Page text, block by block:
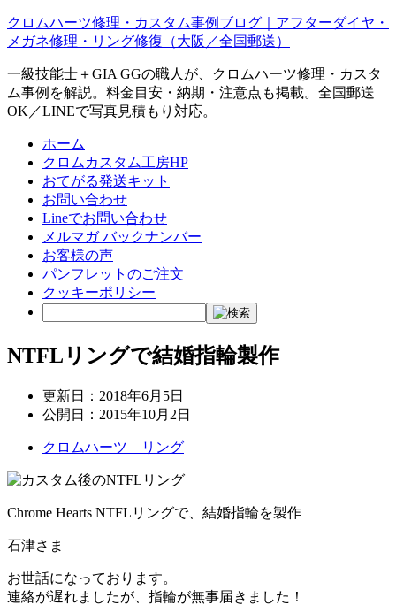
クロムハーツ修理・カスタム事例ブログ｜アフターダイヤ・
メガネ修理・リング修復（大阪／全国郵送）
一級技能士＋GIA GGの職人が、クロムハーツ修理・カスタ
ム事例を解説。料金目安・納期・注意点も掲載。全国郵送
OK／LINEで写真見積もり対応。
ホーム
クロムカスタム工房HP
おてがる発送キット
お問い合わせ
Lineでお問い合わせ
メルマガ バックナンバー
お客様の声
パンフレットのご注文
クッキーポリシー
NTFLリングで結婚指輪製作
更新日： 2018年6月5日
公開日： 2015年10月2日
クロムハーツ リング
Chrome Hearts NTFLリングで、結婚指輪を製作
石津さま
お世話になっております。
連絡が遅れましたが、指輪が無事届きました！